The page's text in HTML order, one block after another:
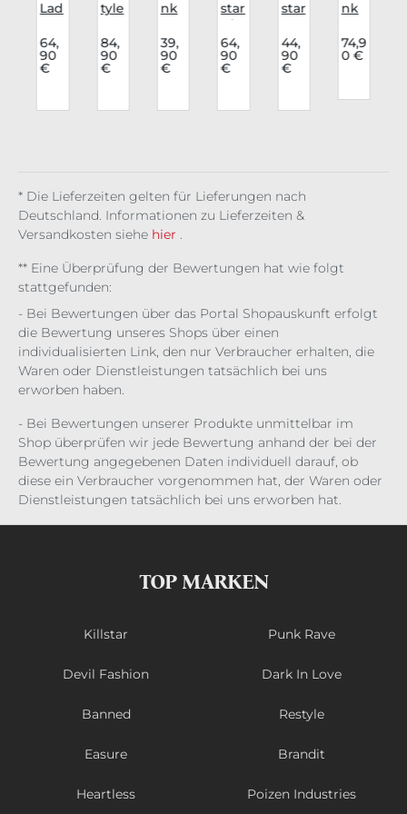
Lad
Lon
gsl
eev
64,
90
€
tyle
dy
Mid
nig
84,
90
€
nk
e
Lon
gsl
39,
90
€
star
Blu
se
Dre
adf
64,
90
€
star
gsl
eev
e
44,
90
€
nk
e
Blu
74,9
0 €
* Die Lieferzeiten gelten für Lieferungen nach
Deutschland. Informationen zu Lieferzeiten &
Versandkosten siehe hier
** Eine Überprüfung der Bewertungen hat wie folgt
stattgefunden:
- Bei Bewertungen über das Portal Shopauskunft erfolgt
die Bewertung unseres Shops über einen
individualisierten Link, den nur Verbraucher erhalten, die
Waren oder Dienstleistungen tatsächlich bei uns
erworben haben.
- Bei Bewertungen unserer Produkte unmittelbar im
Shop überprüfen wir jede Bewertung anhand der bei der
Bewertung angegebenen Daten individuell darauf, ob
diese ein Verbraucher vorgenommen hat, der Waren oder
Dienstleistungen tatsächlich bei uns erworben hat.
TOP MARKEN
Killstar Punk Rave
Devil Fashion Dark In Love
Banned Restyle
Easure Brandit
Heartless Poizen Industries